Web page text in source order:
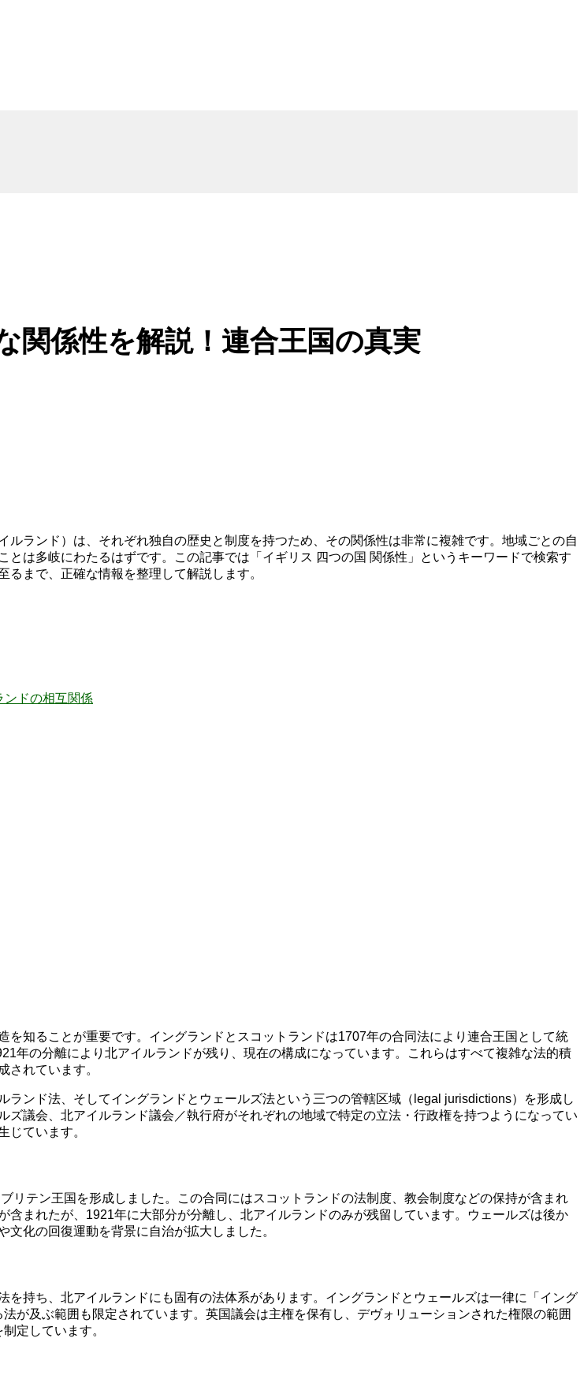
関係性を解説！連合王国の真実
ランド）は、それぞれ独自の歴史と制度を持つため、その関係性は非常に複雑です。地域ごとの自
は多岐にわたるはずです。この記事では「イギリス 四つの国 関係性」というキーワードで検索す
まで、正確な情報を整理して解説します。
ンドの相互関係
知ることが重要です。イングランドとスコットランドは1707年の合同法により連合王国として統
年の分離により北アイルランドが残り、現在の構成になっています。これらはすべて複雑な法的積
されています。
ンド法、そしてイングランドとウェールズ法という三つの管轄区域（legal jurisdictions）を形成し
議会、北アイルランド議会／執行府がそれぞれの地域で特定の立法・行政権を持つようになってい
じています。
テン王国を形成しました。この合同にはスコットランドの法制度、教会制度などの保持が含まれ
まれたが、1921年に大部分が分離し、北アイルランドのみが残留しています。ウェールズは後か
化の回復運動を背景に自治が拡大しました。
持ち、北アイルランドにも固有の法体系があります。イングランドとウェールズは一律に「イング
が及ぶ範囲も限定されています。英国議会は主権を保有し、デヴォリューションされた権限の範囲
定しています。